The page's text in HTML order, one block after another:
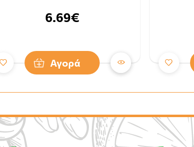
6.69€
Αγορά